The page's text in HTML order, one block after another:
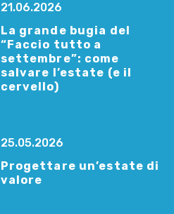
21.06.2026
La grande bugia del
“Faccio tutto a
settembre”: come
salvare l’estate (e il
cervello)
25.05.2026
Progettare un’estate di
valore